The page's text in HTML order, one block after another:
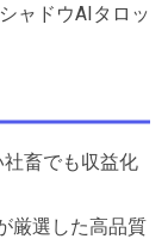
ャドウAIタロッ
社畜でも収益化
厳選した高品質